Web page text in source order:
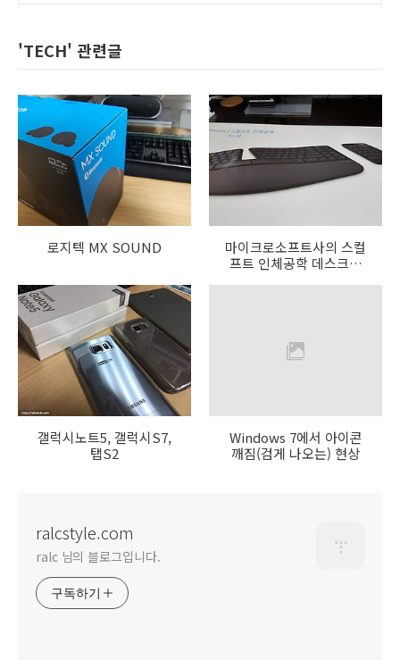
'TECH' 관련글
로지텍 MX SOUND
마이크로소프트사의 스컬
프트 인체공학 데스크탑
갤럭시노트5, 갤럭시S7,
탭S2
Windows 7에서 아이콘
깨짐(검게 나오는) 현상
ralcstyle.com
ralc 님의 블로그입니다.
구독하기